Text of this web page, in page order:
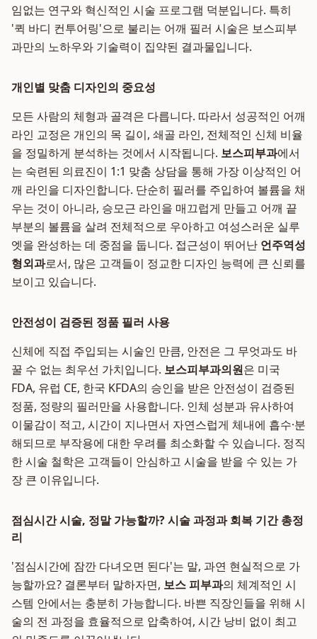
임없는 연구와 혁신적인 시술 프로그램 덕분입니다. 특히
'퀵 바디 컨투어링'으로 불리는 어깨 필러 시술은 보스피부
과만의 노하우와 기술력이 집약된 결과물입니다.
개인별 맞춤 디자인의 중요성
모든 사람의 체형과 골격은 다릅니다. 따라서 성공적인 어깨
라인 교정은 개인의 목 길이, 쇄골 라인, 전체적인 신체 비율
을 정밀하게 분석하는 것에서 시작됩니다. 보스피부과에서
는 숙련된 의료진이 1:1 맞춤 상담을 통해 가장 이상적인 어
깨 라인을 디자인합니다. 단순히 필러를 주입하여 볼륨을 채
우는 것이 아니라, 승모근 라인을 매끄럽게 만들고 어깨 끝
부분의 볼륨을 살려 전체적으로 우아하고 여성스러운 실루
엣을 완성하는 데 중점을 둡니다. 접근성이 뛰어난 언주역성
형외과로서, 많은 고객들이 정교한 디자인 능력에 큰 신뢰를
보이고 있습니다.
안전성이 검증된 정품 필러 사용
신체에 직접 주입되는 시술인 만큼, 안전은 그 무엇과도 바
꿀 수 없는 최우선 가치입니다. 보스피부과의원은 미국
FDA, 유럽 CE, 한국 KFDA의 승인을 받은 안전성이 검증된
정품, 정량의 필러만을 사용합니다. 인체 성분과 유사하여
이물감이 적고, 시간이 지나면서 자연스럽게 체내에 흡수·분
해되므로 부작용에 대한 우려를 최소화할 수 있습니다. 정직
한 시술 철학은 고객들이 안심하고 시술을 받을 수 있는 가
장 큰 이유입니다.
점심시간 시술, 정말 가능할까? 시술 과정과 회복 기간 총정
리
'점심시간에 잠깐 다녀오면 된다'는 말, 과연 현실적으로 가
능할까요? 결론부터 말하자면, 보스 피부과의 체계적인 시
스템 안에서는 충분히 가능합니다. 바쁜 직장인들을 위해 시
술의 전 과정을 효율적으로 압축하여, 시간 낭비 없이 최고